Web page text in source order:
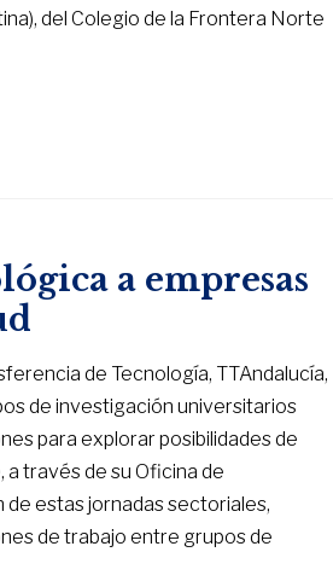
del Colegio de la Frontera Norte
a empresas
de Tecnología, TTAndalucía,
de investigación universitarios
para explorar posibilidades de
través de su Oficina de
de estas jornadas sectoriales,
de trabajo entre grupos de